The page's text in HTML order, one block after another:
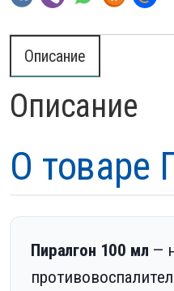
Описание
Описание
О товаре
Пиралгон 100 мл —